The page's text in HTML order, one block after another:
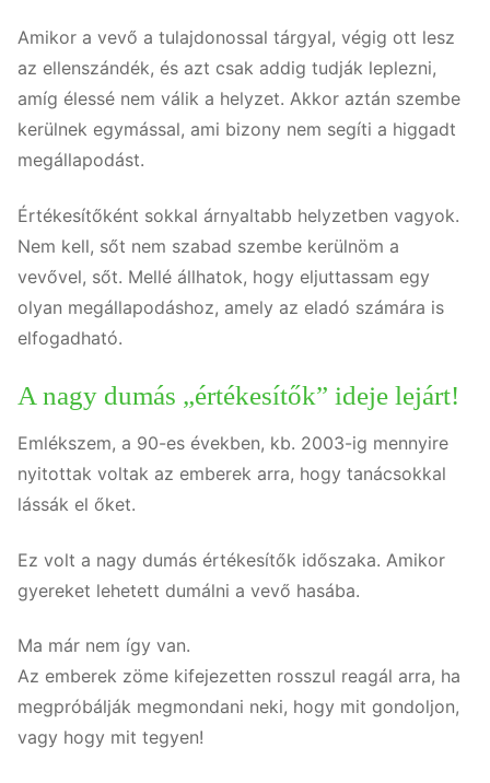
Amikor a vevő a tulajdonossal tárgyal, végig ott lesz
az ellenszándék, és azt csak addig tudják leplezni,
amíg élessé nem válik a helyzet. Akkor aztán szembe
kerülnek egymással, ami bizony nem segíti a higgadt
megállapodást.
Értékesítőként sokkal árnyaltabb helyzetben vagyok.
Nem kell, sőt nem szabad szembe kerülnöm a
vevővel, sőt. Mellé állhatok, hogy eljuttassam egy
olyan megállapodáshoz, amely az eladó számára is
elfogadható.
A nagy dumás „értékesítők” ideje lejárt!
Emlékszem, a 90-es években, kb. 2003-ig mennyire
nyitottak voltak az emberek arra, hogy tanácsokkal
lássák el őket.
Ez volt a nagy dumás értékesítők időszaka. Amikor
gyereket lehetett dumálni a vevő hasába.
Ma már nem így van.
Az emberek zöme kifejezetten rosszul reagál arra, ha
megpróbálják megmondani neki, hogy mit gondoljon,
vagy hogy mit tegyen!